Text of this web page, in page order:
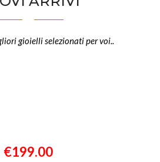
gioielli selezionati per voi..
€199.00